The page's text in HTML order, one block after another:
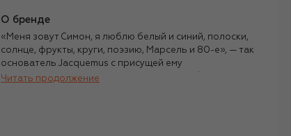
О бренде
«Меня зовут Симон, я люблю белый и синий, полоски,
солнце, фрукты, круги, поэзию, Марсель и 80-е», — так
основатель Jacquemus с присущей ему
непосредственностью рассказывает о себе в соцсетях.
Читать продолжение